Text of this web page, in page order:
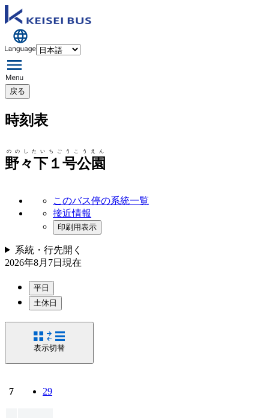
戻る
時刻表
野々下１号公園
ののしたいちごうこうえん
このバス停の系統一覧
接近情報
印刷用表示
系統・行先開く
2026年8月7日 現在
平日
土休日
表示切替
7 29